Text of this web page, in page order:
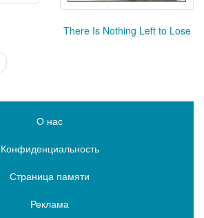
There Is Nothing Left to Lose
О нас
Конфиденциальность
Страница памяти
Реклама